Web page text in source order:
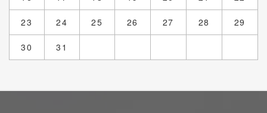
23 24 25 26 27 28 29
30 31